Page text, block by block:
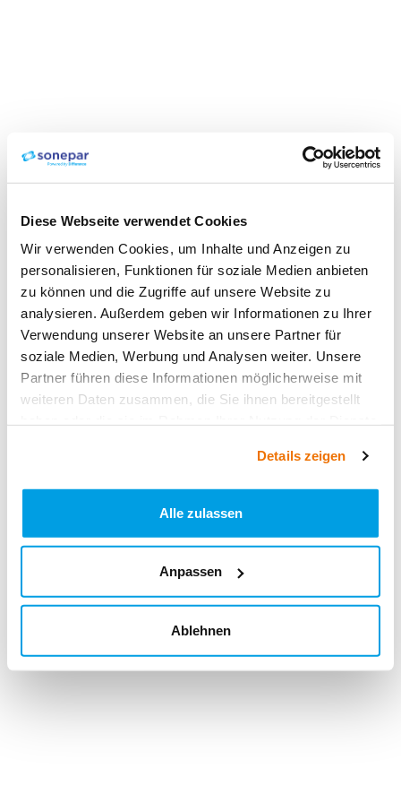
Diese Webseite verwendet Cookies
Wir verwenden Cookies, um Inhalte und Anzeigen zu
personalisieren, Funktionen für soziale Medien anbieten
zu können und die Zugriffe auf unsere Website zu
analysieren. Außerdem geben wir Informationen zu Ihrer
Verwendung unserer Website an unsere Partner für
soziale Medien, Werbung und Analysen weiter. Unsere
Partner führen diese Informationen möglicherweise mit
weiteren Daten zusammen, die Sie ihnen bereitgestellt
Details zeigen
Alle zulassen
Anpassen
Ablehnen